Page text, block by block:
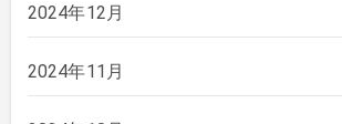
2024年12月
2024年11月